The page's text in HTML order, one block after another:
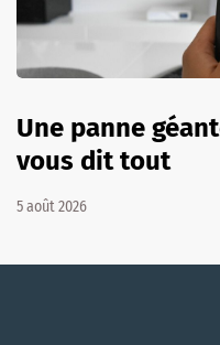
Une panne
vous dit tout
5 août 2026